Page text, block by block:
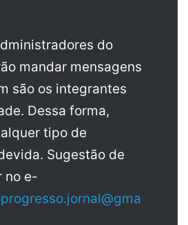
do
mandar mensagens
são os integrantes
Dessa forma,
tipo de
Sugestão de
no e-